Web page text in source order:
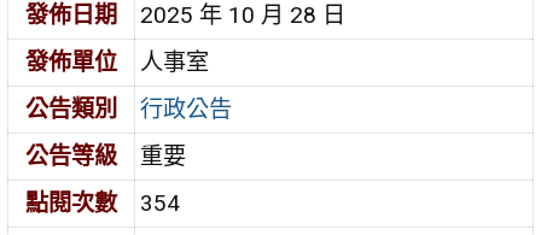
發佈日期
2025 年 10 月 28 日
發佈單位
人事室
公告類別
行政公告
公告等級
重要
點閱次數
354